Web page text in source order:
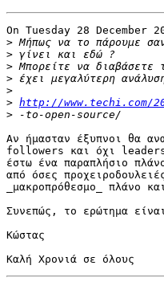
On Tuesday 28
>
>
>
>
>
> http://www.techi.com/
>
Αν ήμασταν έξυπνοι θα
followers και όχι leaders
έστω ένα παραπλήσιο
από όσες
_μακροπρόθεσμο_ πλάνο
Συνεπώς, το ερώτημα
Κώστας